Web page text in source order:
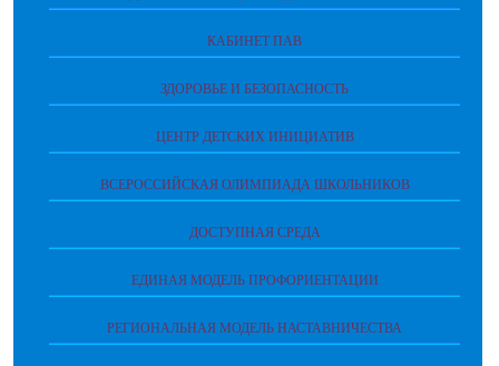
КАБИНЕТ ПАВ
ЗДОРОВЬЕ И БЕЗОПАСНОСТЬ
ЦЕНТР ДЕТСКИХ ИНИЦИАТИВ
ВСЕРОССИЙСКАЯ ОЛИМПИАДА ШКОЛЬНИКОВ
ДОСТУПНАЯ СРЕДА
ЕДИНАЯ МОДЕЛЬ ПРОФОРИЕНТАЦИИ
РЕГИОНАЛЬНАЯ МОДЕЛЬ НАСТАВНИЧЕСТВА